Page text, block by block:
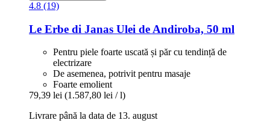
4.8 (19)
Le Erbe di Janas Ulei de Andiroba, 50 ml
Pentru piele foarte uscată și păr cu tendință de
electrizare
De asemenea, potrivit pentru masaje
Foarte emolient
79,39 lei (1.587,80 lei / l)
Livrare până la data de 13. august